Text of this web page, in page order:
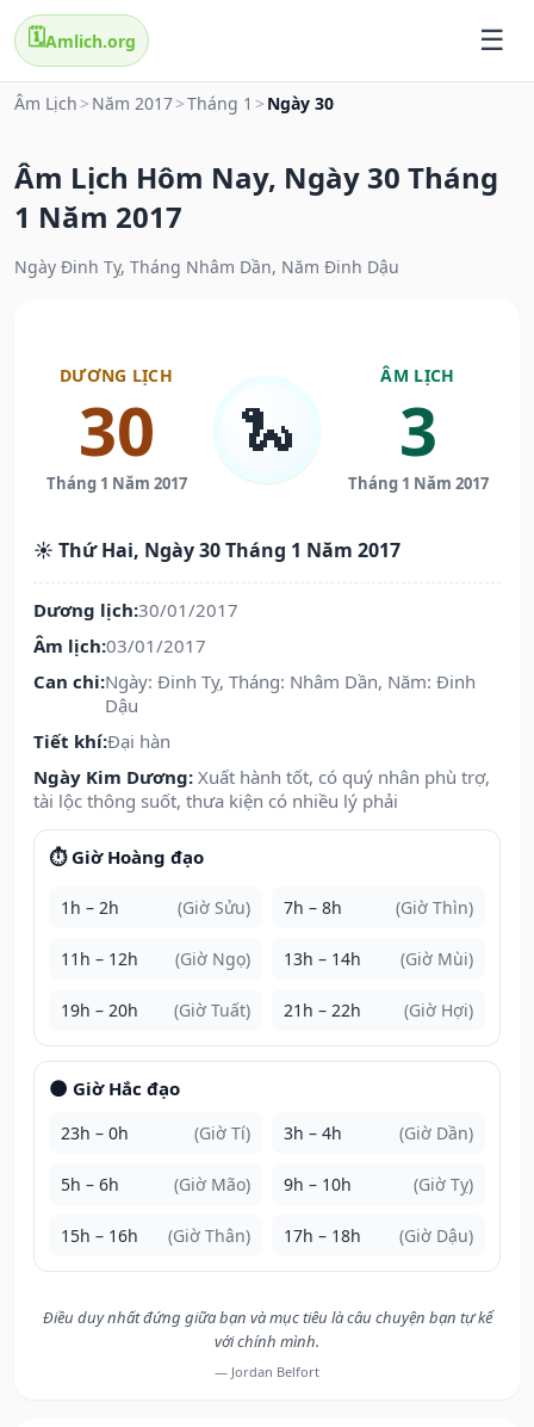
🗓️Amlich.org
Âm Lịch > Năm 2017>Tháng 1 > Ngày 30
Âm Lịch Hôm Nay, Ngày 30 Tháng
1 Năm 2017
Ngày Đinh Tỵ, Tháng Nhâm Dần, Năm Đinh Dậu
DƯƠNG LỊCH
30
Tháng 1 Năm 2017
🐍
ÂM LỊCH
3
Tháng 1 Năm 2017
☀️ Thứ Hai, Ngày 30 Tháng 1 Năm 2017
Dương lịch:30/01/2017
Âm lịch:03/01/2017
Can chi:Ngày: Đinh Tỵ, Tháng: Nhâm Dần, Năm: Đinh
Dậu
Tiết khí:Đại hàn
Ngày Kim Dương: Xuất hành tốt, có quý nhân phù trợ,
tài lộc thông suốt, thưa kiện có nhiều lý phải
⏱️ Giờ Hoàng đạo
1h – 2h (Giờ Sửu) 7h – 8h (Giờ Thìn)
11h – 12h (Giờ Ngọ) 13h – 14h (Giờ Mùi)
19h – 20h (Giờ Tuất) 21h – 22h (Giờ Hợi)
🌑 Giờ Hắc đạo
23h – 0h (Giờ Tí) 3h – 4h (Giờ Dần)
5h – 6h (Giờ Mão) 9h – 10h (Giờ Tỵ)
15h – 16h (Giờ Thân) 17h – 18h (Giờ Dậu)
Điều duy nhất đứng giữa bạn và mục tiêu là câu chuyện bạn tự kể
với chính mình.
— Jordan Belfort